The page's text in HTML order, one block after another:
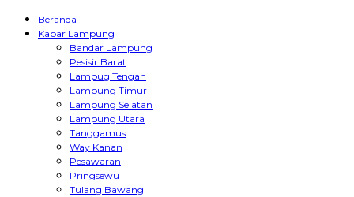
Beranda
Kabar Lampung
Bandar Lampung
Pesisir Barat
Lampug Tengah
Lampung Timur
Lampung Selatan
Lampung Utara
Tanggamus
Way Kanan
Pesawaran
Pringsewu
Tulang Bawang